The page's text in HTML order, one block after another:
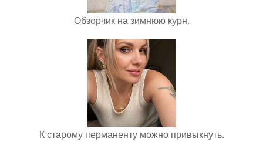
Обзорчик на зимнюю курн.
К старому перманенту можно привыкнуть.